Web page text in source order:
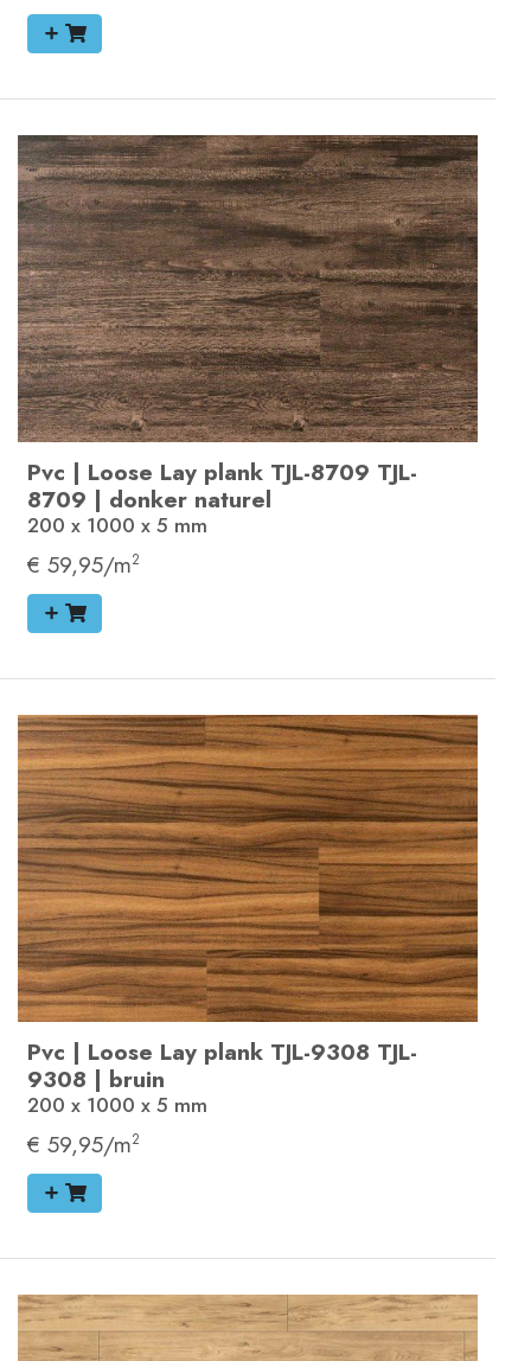
Pvc | Loose Lay plank TJL-8709 TJL-
8709 | donker naturel
200 x 1000 x 5 mm
€ 59,95/m2
Pvc | Loose Lay plank TJL-9308 TJL-
9308 | bruin
200 x 1000 x 5 mm
€ 59,95/m2